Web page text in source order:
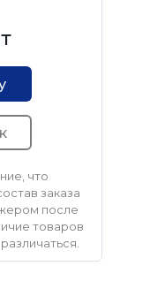
что
заказа
после
товаров